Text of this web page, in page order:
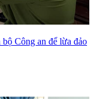
Công an để lừa đảo